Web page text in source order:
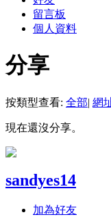
留言板
個人資料
分享
按類型查看: 全部| 網
現在還沒分享。
sandyes14
加為好友